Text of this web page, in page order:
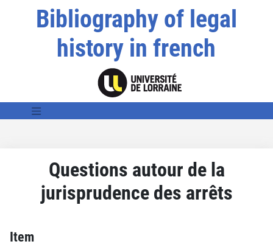
Bibliography of legal
history in french
Questions autour de la
jurisprudence des arrêts
Item